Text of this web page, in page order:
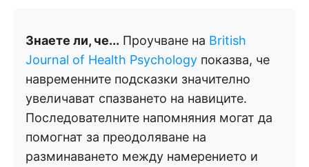
Знаете ли, че... Проучване на British
Journal of Health Psychology показва, че
навременните подсказки значително
увеличават спазването на навиците.
Последователните напомняния могат да
помогнат за преодоляване на
разминаването между намерението и